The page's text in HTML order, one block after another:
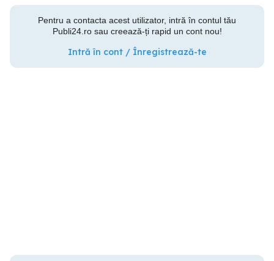
Pentru a contacta acest utilizator, intră în contul tău
Publi24.ro sau creează-ți rapid un cont nou!
Intră în cont / Înregistrează-te